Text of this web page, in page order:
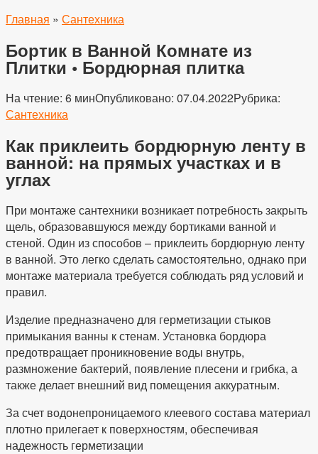
Главная » Сантехника
Бортик в Ванной Комнате из
Плитки • Бордюрная плитка
На чтение: 6 минОпубликовано: 07.04.2022Рубрика:
Сантехника
Как приклеить бордюрную ленту в
ванной: на прямых участках и в
углах
При монтаже сантехники возникает потребность закрыть
щель, образовавшуюся между бортиками ванной и
стеной. Один из способов – приклеить бордюрную ленту
в ванной. Это легко сделать самостоятельно, однако при
монтаже материала требуется соблюдать ряд условий и
правил.
Изделие предназначено для герметизации стыков
примыкания ванны к стенам. Установка бордюра
предотвращает проникновение воды внутрь,
размножение бактерий, появление плесени и грибка, а
также делает внешний вид помещения аккуратным.
За счет водонепроницаемого клеевого состава материал
плотно прилегает к поверхностям, обеспечивая
надежность герметизации